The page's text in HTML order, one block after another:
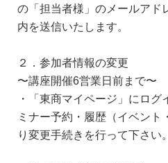
の「担当者様」のメールアド
内を送信いたします。
２．参加者情報の変更
〜講座開催6営業日前まで〜
・「東商マイページ」にロ
ミナー予約・履歴（イベント
り変更手続きを行って下さい。